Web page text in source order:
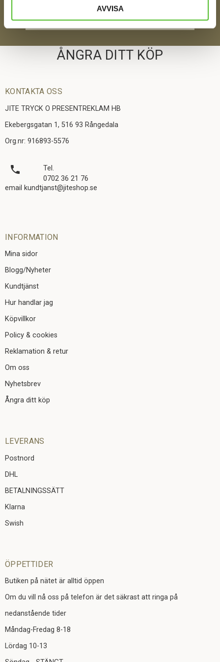
AVVISA
SKICKA
ÅNGRA DITT KÖP
KONTAKTA OSS
JITE TRYCK O PRESENTREKLAM HB
Ekebergsgatan 1, 516 93 Rångedala
Org.nr: 916893-5576
local_phone
Tel.
0702 36 21 76
email kundtjanst@jiteshop.se
INFORMATION
Mina sidor
Blogg/Nyheter
Kundtjänst
Hur handlar jag
Köpvillkor
Policy & cookies
Reklamation & retur
Om oss
Nyhetsbrev
Ångra ditt köp
LEVERANS
Postnord
DHL
BETALNINGSSÄTT
Klarna
Swish
ÖPPETTIDER
Butiken på nätet är alltid öppen
Om du vill nå oss på telefon är det säkrast att ringa på
nedanstående tider
Måndag-Fredag 8-18
Lördag 10-13